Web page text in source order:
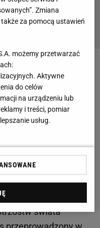
Borek
zrobił w 2003 roku.
sławę
pięciokrotnym
oraz sześciokrotnym
i 2007–2009.
najsilniejszym
świata
Zmiana
za pomocą ustawień
możemy przetwarzać
Aktywne
do celów
na urządzeniu lub
i treści, pomiar
usług.